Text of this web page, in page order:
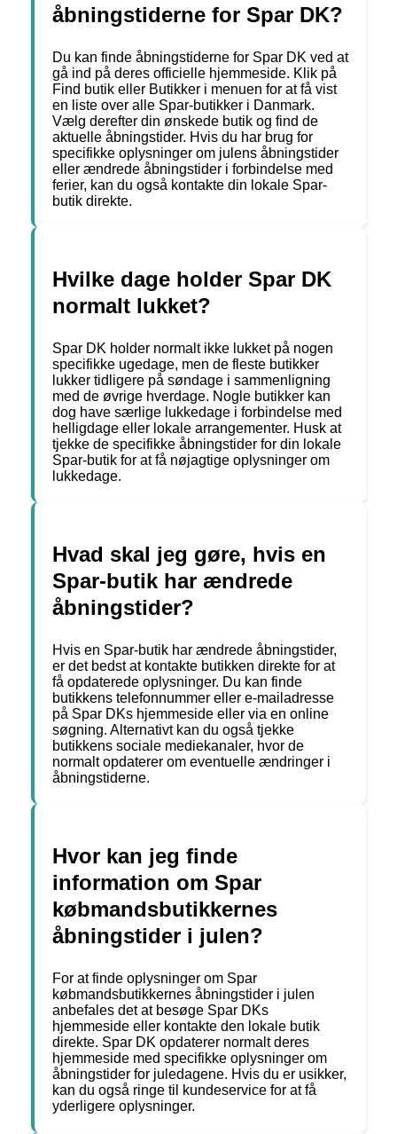
åbningstiderne for Spar DK?
Du kan finde åbningstiderne for Spar DK ved at
gå ind på deres officielle hjemmeside. Klik på
Find butik eller Butikker i menuen for at få vist
en liste over alle Spar-butikker i Danmark.
Vælg derefter din ønskede butik og find de
aktuelle åbningstider. Hvis du har brug for
specifikke oplysninger om julens åbningstider
eller ændrede åbningstider i forbindelse med
ferier, kan du også kontakte din lokale Spar-
butik direkte.
Hvilke dage holder Spar DK
normalt lukket?
Spar DK holder normalt ikke lukket på nogen
specifikke ugedage, men de fleste butikker
lukker tidligere på søndage i sammenligning
med de øvrige hverdage. Nogle butikker kan
dog have særlige lukkedage i forbindelse med
helligdage eller lokale arrangementer. Husk at
tjekke de specifikke åbningstider for din lokale
Spar-butik for at få nøjagtige oplysninger om
lukkedage.
Hvad skal jeg gøre, hvis en
Spar-butik har ændrede
åbningstider?
Hvis en Spar-butik har ændrede åbningstider,
er det bedst at kontakte butikken direkte for at
få opdaterede oplysninger. Du kan finde
butikkens telefonnummer eller e-mailadresse
på Spar DKs hjemmeside eller via en online
søgning. Alternativt kan du også tjekke
butikkens sociale mediekanaler, hvor de
normalt opdaterer om eventuelle ændringer i
åbningstiderne.
Hvor kan jeg finde
information om Spar
købmandsbutikkernes
åbningstider i julen?
For at finde oplysninger om Spar
købmandsbutikkernes åbningstider i julen
anbefales det at besøge Spar DKs
hjemmeside eller kontakte den lokale butik
direkte. Spar DK opdaterer normalt deres
hjemmeside med specifikke oplysninger om
åbningstider for juledagene. Hvis du er usikker,
kan du også ringe til kundeservice for at få
yderligere oplysninger.